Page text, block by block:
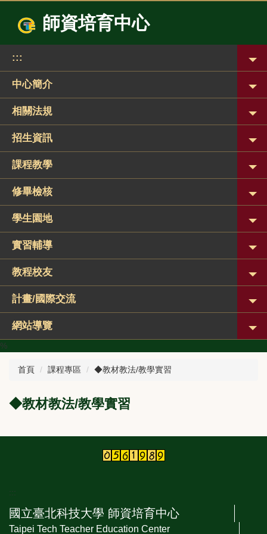
要
內
容
區
師資培育中心
:::
中心簡介
相關法規
招生資訊
課程教學
修畢檢核
學生園地
實習輔導
教程校友
計畫/國際交流
網站導覽
%
首頁 課程專區 ◆教材教法/教學實習
◆教材教法/教學實習
:::
國立臺北科技大學 師資培育中心
Taipei Tech Teacher Education Center